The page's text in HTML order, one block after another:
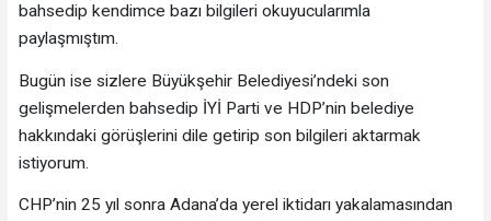
bahsedip kendimce bazı bilgileri okuyucularımla
paylaşmıştım.
Bugün ise sizlere Büyükşehir Belediyesi’ndeki son
gelişmelerden bahsedip İYİ Parti ve HDP’nin belediye
hakkındaki görüşlerini dile getirip son bilgileri aktarmak
istiyorum.
CHP’nin 25 yıl sonra Adana’da yerel iktidarı yakalamasından